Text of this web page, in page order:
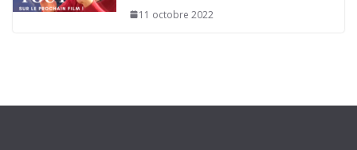
11 octobre 2022